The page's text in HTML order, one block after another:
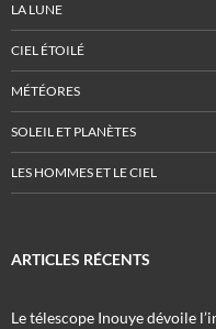
LA LUNE
CIEL ÉTOILÉ
MÉTÉORES
SOLEIL ET PLANÈTES
LES HOMMES ET LE CIEL
ARTICLES RÉCENTS
Le télescope Inouye dévoile